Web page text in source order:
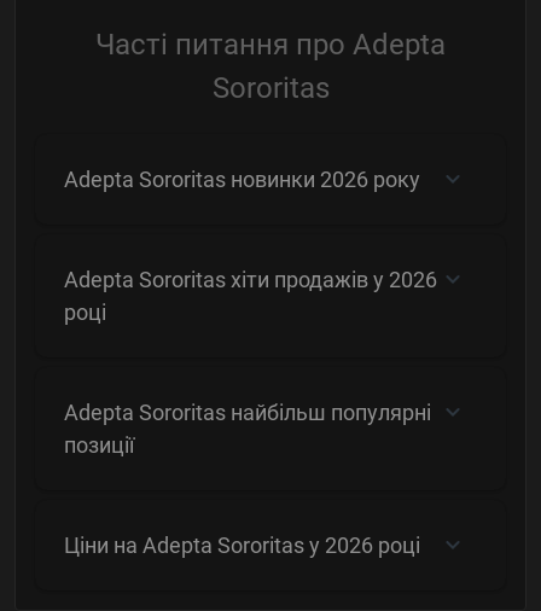
Часті питання про Adepta
Sororitas
Adepta Sororitas новинки 2026 року
Adepta Sororitas хіти продажів у 2026
році
Adepta Sororitas найбільш популярні
позиції
Ціни на Adepta Sororitas у 2026 році